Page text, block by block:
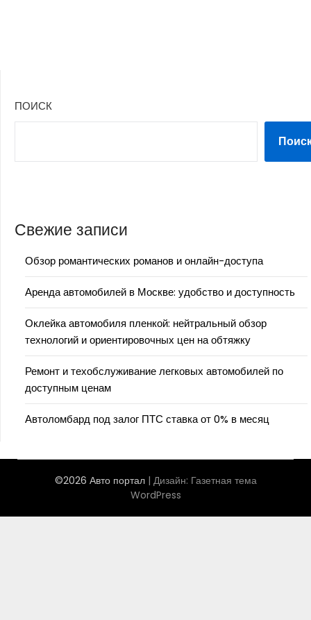
ПОИСК
Свежие записи
Обзор романтических романов и онлайн-доступа
Аренда автомобилей в Москве: удобство и доступность
Оклейка автомобиля пленкой: нейтральный обзор
технологий и ориентировочных цен на обтяжку
Ремонт и техобслуживание легковых автомобилей по
доступным ценам
Автоломбард под залог ПТС ставка от 0% в месяц
©2026 Авто портал | Дизайн: Газетная тема
WordPress